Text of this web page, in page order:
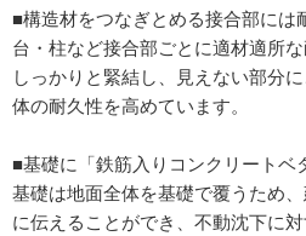
■構造材をつなぎとめる接合部には
台・柱など接合部ごとに適材適所
しっかりと緊結し、見えない部分
体の耐久性を高めています。
■基礎に「鉄筋入りコンクリートベ
基礎は地面全体を基礎で覆うため
に伝えることができ、不動沈下に